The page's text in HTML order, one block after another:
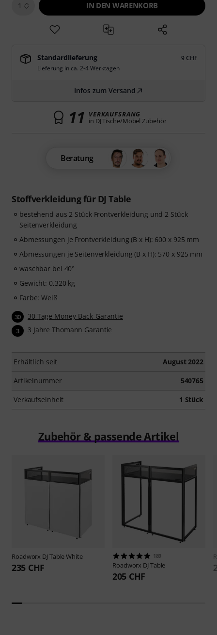
Stoffverkleidung für DJ Table
bestehend aus 2 Stück Frontverkleidung und 2 Stück
Seitenverkleidung
Abmessungen je Frontverkleidung (B x H): 600 x 925 mm
Abmessungen je Seitenverkleidung (B x H): 570 x 925 mm
waschbar bei 40°
Gewicht: 0,320 kg
Farbe: Weiß
30 30 Tage Money-Back-Garantie
3 3 Jahre Thomann Garantie
Erhältlich seit August 2022
Artikelnummer 540765
Verkaufseinheit 1 Stück
1 IN DEN WARENKORB
Standardlieferung
9 CHF
Lieferung in ca. 2-4 Werktagen
Infos zum Versand
11 VERKAUFSRANG
in DJ Tische/Möbel Zubehör
Beratung
Zubehör & passende Artikel
Roadworx DJ Table White
235 CHF
189
Roadworx DJ Table
205 CHF